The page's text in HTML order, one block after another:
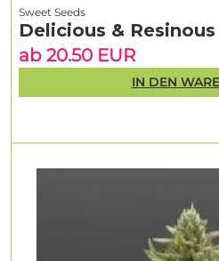
Sweet Seeds
Delicious &
ab 20.50 EUR
IN DEN